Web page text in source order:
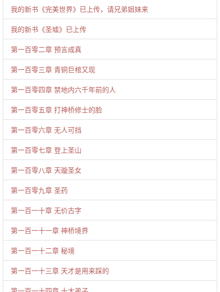
我的新书《完美世界》已上传，请兄弟姐妹来
我的新书《圣墟》已上传
第一百零二章 预言成真
第一百零三章 青铜巨棺又现
第一百零四章 禁地内六千年前的人
第一百零五章 打神桥修士的脸
第一百零六章 无人可挡
第一百零七章 登上圣山
第一百零八章 天璇圣女
第一百零九章 圣药
第一百一十章 无价古字
第一百一十一章 神桥境界
第一百一十二章 秘境
第一百一十三章 天才是用来踩的